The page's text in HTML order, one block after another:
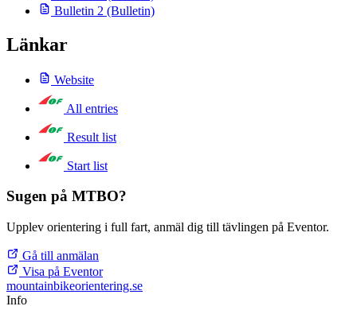
Bulletin 2 (Bulletin)
Länkar
Website
All entries
Result list
Start list
Sugen på MTBO?
Upplev orientering i full fart, anmäl dig till tävlingen på Eventor.
Gå till anmälan
Visa på Eventor
mountainbikeorientering.se
Info